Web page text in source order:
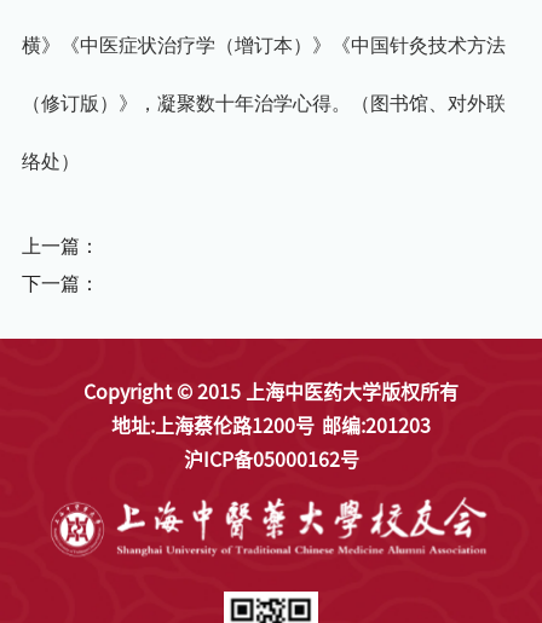
横》《中医症状治疗学（增订本）》《中国针灸技术方法
（修订版）》，凝聚数十年治学心得。（图书馆、对外联
络处）
上一篇：
下一篇：
Copyright © 2015 上海中医药大学版权所有
地址:上海蔡伦路1200号 邮编:201203
沪ICP备05000162号